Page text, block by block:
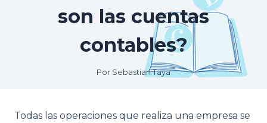
son las cuentas
contables?
Por Sebastian Taya
Todas las operaciones que realiza una empresa se